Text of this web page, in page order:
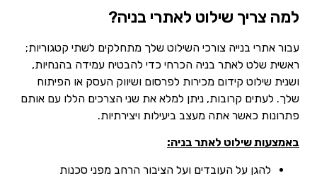
למה צריך שילוט לאתרי בניה?
עבור אתרי בנייה צורכי השילוט שלך מתחלקים לשתי קטגוריות;
ראשית שלט לאתר בניה הכרחי כדי להבטיח עמידה בהנחיות,
ושנית שילוט קידום מכירות לפרסום ושיווק העסק או הפיתוח
שלך. לעתים קרובות, ניתן למלא את שני הצרכים הללו עם אותם
פתרונות כאשר אתה מעצב ביעילות ויצירתיות.
באמצעות שילוט לאתר בניה:
להגן על העובדים ועל הציבור הרחב מפני סכנות